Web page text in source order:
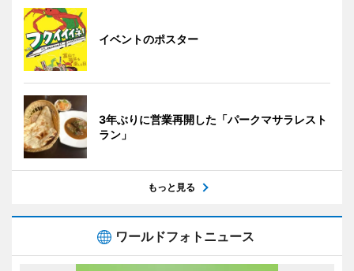
イベントのポスター
3年ぶりに営業再開した「パークマサラレスト
ラン」
もっと見る
ワールドフォトニュース